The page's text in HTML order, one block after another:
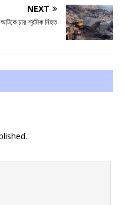
NEXT
চার শ্রমিক নিহত